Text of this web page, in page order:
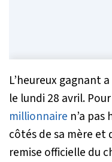
L’heureux gagnant
le lundi 28 avril.
millionnaire n’a
côtés de sa mère et
remise officielle du